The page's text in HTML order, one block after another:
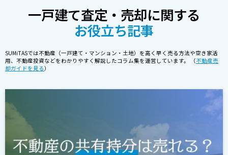
一戸建て査定・売却に関する
お役立ち記事
SUMiTASでは不動産（一戸建て・マンション・土地）を高く早く売る方法や空き家活
用、不動産投資などをわかりやすく解説したコラム集を運営しています。 （不動産売
却ガイドを見る）